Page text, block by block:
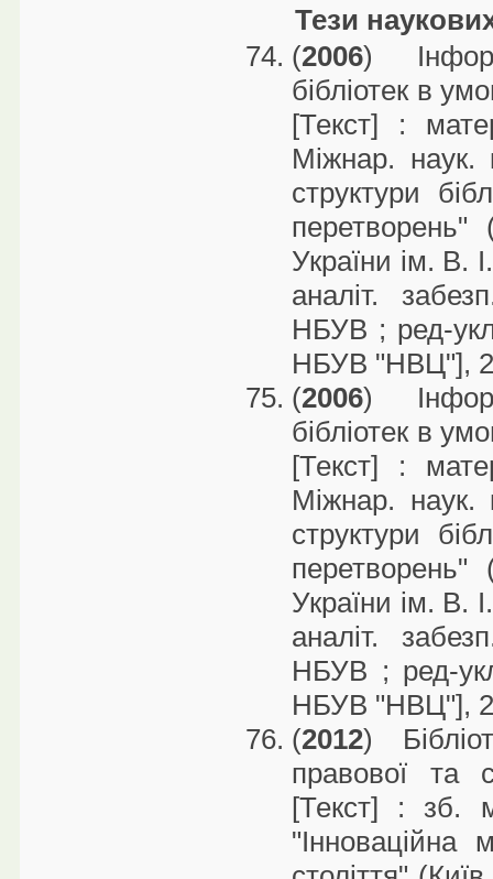
Тези
(2006)
бібліотек в
[Текст] :
Міжнар. наук.
структури
України ім. В.
аналіт.
НБУВ ; ред-
НБУВ "НВЦ"],
(2006)
бібліотек в
[Текст] :
Міжнар. наук.
структури
України ім. В.
аналіт.
НБУВ ; ред-
НБУВ "НВЦ"],
(2012)
правової та
[Текст] : зб.
"Інноваційна